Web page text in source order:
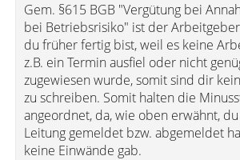
Gem. §615 BGB "Vergütung bei
bei Betriebsrisiko" ist der
du früher fertig bist, weil es keine
z.B. ein Termin ausfiel oder nicht
zugewiesen wurde, somit sind dir
zu schreiben. Somit halten die
angeordnet, da, wie oben erwähnt,
Leitung gemeldet bzw. abgemeldet
keine Einwände gab.